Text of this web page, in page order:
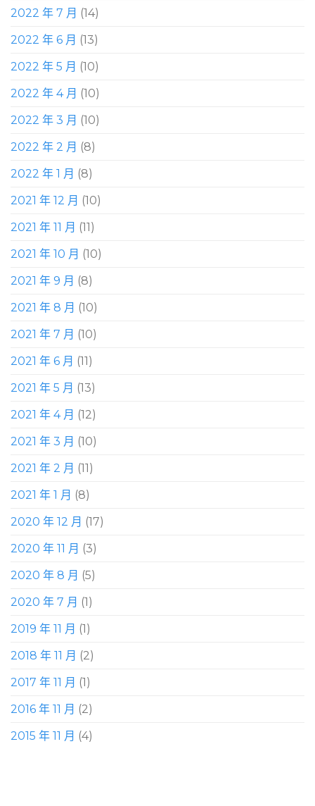
2022 年 7 月 (14)
2022 年 6 月 (13)
2022 年 5 月 (10)
2022 年 4 月 (10)
2022 年 3 月 (10)
2022 年 2 月 (8)
2022 年 1 月 (8)
2021 年 12 月 (10)
2021 年 11 月 (11)
2021 年 10 月 (10)
2021 年 9 月 (8)
2021 年 8 月 (10)
2021 年 7 月 (10)
2021 年 6 月 (11)
2021 年 5 月 (13)
2021 年 4 月 (12)
2021 年 3 月 (10)
2021 年 2 月 (11)
2021 年 1 月 (8)
2020 年 12 月 (17)
2020 年 11 月 (3)
2020 年 8 月 (5)
2020 年 7 月 (1)
2019 年 11 月 (1)
2018 年 11 月 (2)
2017 年 11 月 (1)
2016 年 11 月 (2)
2015 年 11 月 (4)